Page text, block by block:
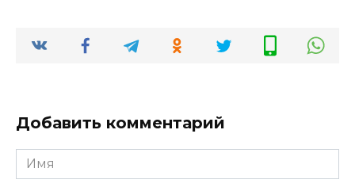
Добавить комментарий
Имя
*